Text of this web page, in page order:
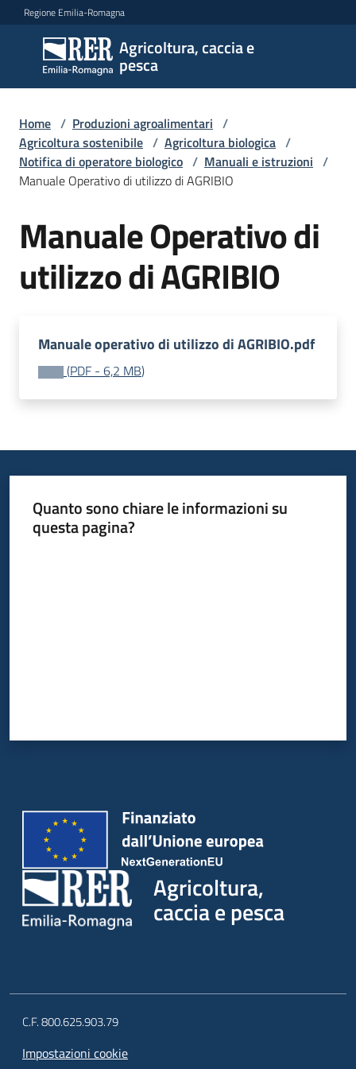
Vai al contenuto
Vai alla navigazione
Vai al footer
Regione Emilia-Romagna
Agricoltura, caccia e
pesca
Agricoltura,
caccia e
pesca
Argomenti
Novità
Servizi
bandi
progetti
Home / Produzioni agroalimentari /
Agricoltura sostenibile / Agricoltura biologica /
Notifica di operatore biologico / Manuali e istruzioni /
Manuale Operativo di utilizzo di AGRIBIO
Manuale Operativo di
utilizzo di AGRIBIO
Manuale operativo di utilizzo di AGRIBIO.pdf
(PDF - 6,2 MB)
Quanto sono chiare le informazioni su
questa pagina?
Agricoltura,
caccia e pesca
C.F. 800.625.903.79
Impostazioni cookie